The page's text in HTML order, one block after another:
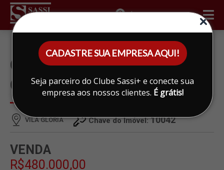
CADASTRE SUA EMPRESA AQUI!
Seja parceiro do Clube Sassi+ e conecte sua
empresa aos nossos clientes. É grátis!
ÁREA DO CLIENTE
CASA À VENDA EM VILA
GLORIA, LIMEIRA
VILA GLORIA Chave do Imóvel:10042
VENDA
R$480.000,00